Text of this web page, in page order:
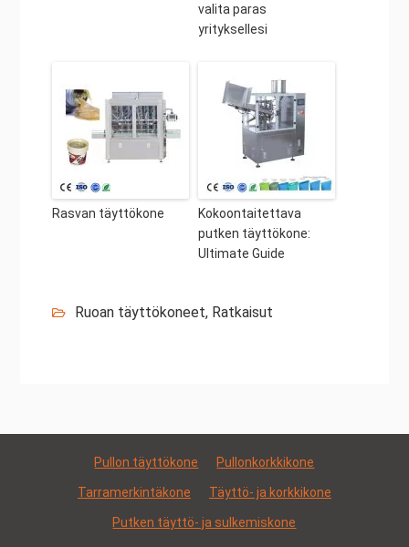
valita paras
yrityksellesi
Rasvan täyttökone
Kokoontaitettava
putken täyttökone:
Ultimate Guide
Ruoan täyttökoneet, Ratkaisut
Pullon täyttökone Pullonkorkkikone
Tarramerkintäkone Täyttö- ja korkkikone
Putken täyttö- ja sulkemiskone